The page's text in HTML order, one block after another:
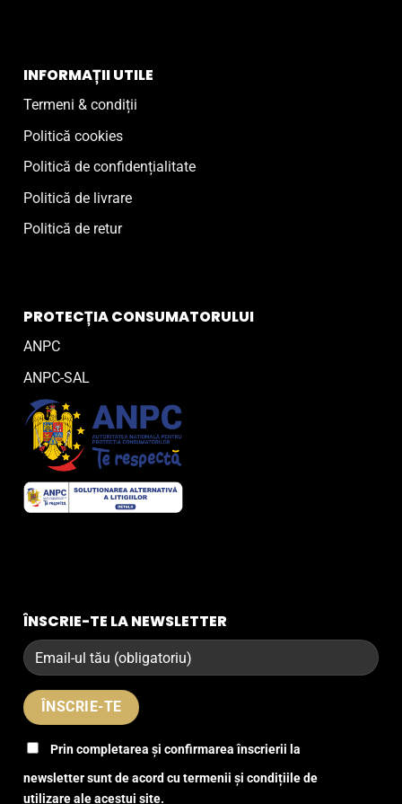
INFORMAȚII UTILE
Termeni & condiții
Politică cookies
Politică de confidențialitate
Politică de livrare
Politică de retur
PROTECȚIA CONSUMATORULUI
ANPC
ANPC-SAL
ÎNSCRIE-TE LA NEWSLETTER
Prin completarea și confirmarea înscrierii la
newsletter sunt de acord cu termenii și condițiile de
utilizare ale acestui site.